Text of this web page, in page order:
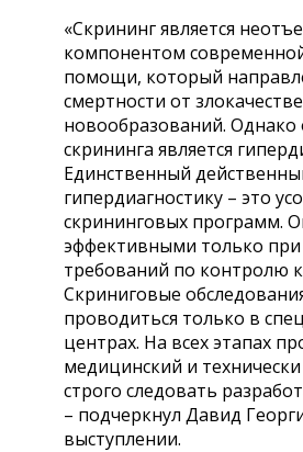
«Скрининг является
компонентом
помощи, который
смертности от
новообразований. Однако
скрининга является
Единственный
гипердиагностику – это
скрининговых программ.
эффективными только
требований по контролю
Скриниговые
проводиться только в
центрах. На всех этапах
медицинский и
строго следовать
– подчеркнул Давид
выступлении.